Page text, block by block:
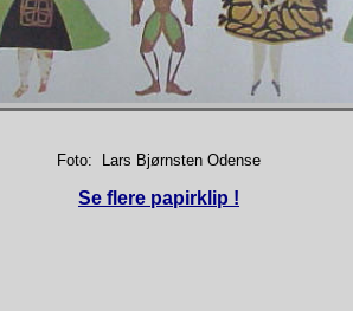
Foto: Lars Bjørnsten Odense
Se flere papirklip !